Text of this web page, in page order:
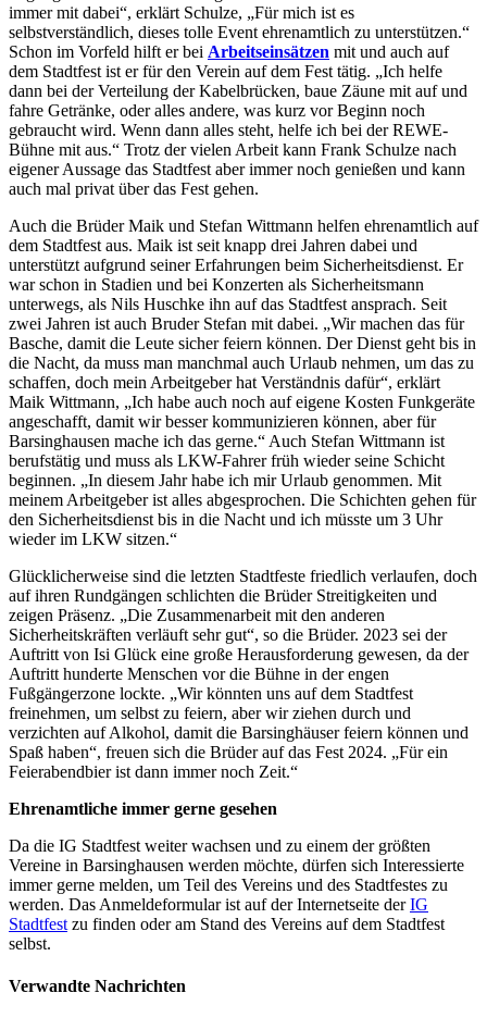
immer mit dabei“, erklärt Schulze, „Für mich ist es
selbstverständlich, dieses tolle Event ehrenamtlich zu unterstützen.“
Schon im Vorfeld hilft er bei Arbeitseinsätzen mit und auch auf
dem Stadtfest ist er für den Verein auf dem Fest tätig. „Ich helfe
dann bei der Verteilung der Kabelbrücken, baue Zäune mit auf und
fahre Getränke, oder alles andere, was kurz vor Beginn noch
gebraucht wird. Wenn dann alles steht, helfe ich bei der REWE-
Bühne mit aus.“ Trotz der vielen Arbeit kann Frank Schulze nach
eigener Aussage das Stadtfest aber immer noch genießen und kann
auch mal privat über das Fest gehen.
Auch die Brüder Maik und Stefan Wittmann helfen ehrenamtlich auf
dem Stadtfest aus. Maik ist seit knapp drei Jahren dabei und
unterstützt aufgrund seiner Erfahrungen beim Sicherheitsdienst. Er
war schon in Stadien und bei Konzerten als Sicherheitsmann
unterwegs, als Nils Huschke ihn auf das Stadtfest ansprach. Seit
zwei Jahren ist auch Bruder Stefan mit dabei. „Wir machen das für
Basche, damit die Leute sicher feiern können. Der Dienst geht bis in
die Nacht, da muss man manchmal auch Urlaub nehmen, um das zu
schaffen, doch mein Arbeitgeber hat Verständnis dafür“, erklärt
Maik Wittmann, „Ich habe auch noch auf eigene Kosten Funkgeräte
angeschafft, damit wir besser kommunizieren können, aber für
Barsinghausen mache ich das gerne.“ Auch Stefan Wittmann ist
berufstätig und muss als LKW-Fahrer früh wieder seine Schicht
beginnen. „In diesem Jahr habe ich mir Urlaub genommen. Mit
meinem Arbeitgeber ist alles abgesprochen. Die Schichten gehen für
den Sicherheitsdienst bis in die Nacht und ich müsste um 3 Uhr
wieder im LKW sitzen.“
Glücklicherweise sind die letzten Stadtfeste friedlich verlaufen, doch
auf ihren Rundgängen schlichten die Brüder Streitigkeiten und
zeigen Präsenz. „Die Zusammenarbeit mit den anderen
Sicherheitskräften verläuft sehr gut“, so die Brüder. 2023 sei der
Auftritt von Isi Glück eine große Herausforderung gewesen, da der
Auftritt hunderte Menschen vor die Bühne in der engen
Fußgängerzone lockte. „Wir könnten uns auf dem Stadtfest
freinehmen, um selbst zu feiern, aber wir ziehen durch und
verzichten auf Alkohol, damit die Barsinghäuser feiern können und
Spaß haben“, freuen sich die Brüder auf das Fest 2024. „Für ein
Feierabendbier ist dann immer noch Zeit.“
Ehrenamtliche immer gerne gesehen
Da die IG Stadtfest weiter wachsen und zu einem der größten
Vereine in Barsinghausen werden möchte, dürfen sich Interessierte
immer gerne melden, um Teil des Vereins und des Stadtfestes zu
werden. Das Anmeldeformular ist auf der Internetseite derIG
Stadtfest zu finden oder am Stand des Vereins auf dem Stadtfest
selbst.
Verwandte Nachrichten